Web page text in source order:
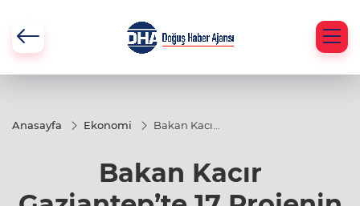
Anasayfa Ekonomi
Bakan Kacır
Açılışını
Bakan Kacır